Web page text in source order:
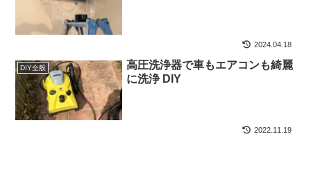
2024.04.18
DIY全般
高圧洗浄器で車もエアコンも綺麗
に洗浄 DIY
2022.11.19